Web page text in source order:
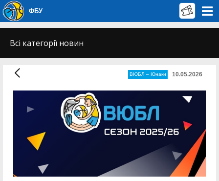
ФБУ
Всі категорії новин
ВЮБЛ – Юнаки 10.05.2026